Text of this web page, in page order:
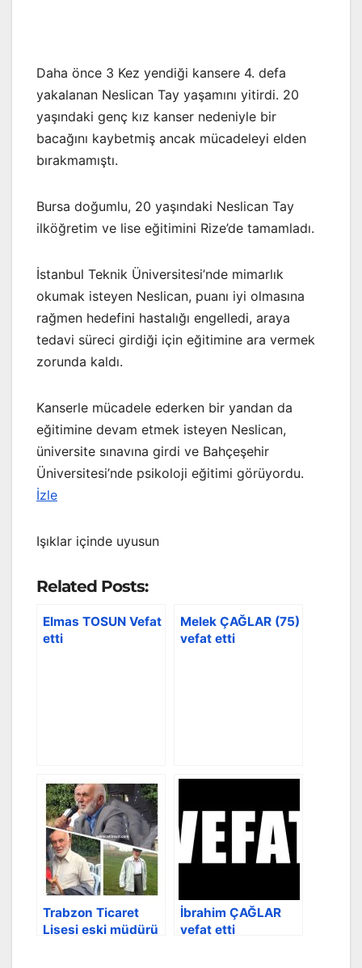
Daha önce 3 Kez yendiği kansere 4. defa
yakalanan Neslican Tay yaşamını yitirdi. 20
yaşındaki genç kız kanser nedeniyle bir
bacağını kaybetmiş ancak mücadeleyi elden
bırakmamıştı.
Bursa doğumlu, 20 yaşındaki Neslican Tay
ilköğretim ve lise eğitimini Rize’de tamamladı.
İstanbul Teknik Üniversitesi’nde mimarlık
okumak isteyen Neslican, puanı iyi olmasına
rağmen hedefini hastalığı engelledi, araya
tedavi süreci girdiği için eğitimine ara vermek
zorunda kaldı.
Kanserle mücadele ederken bir yandan da
eğitimine devam etmek isteyen Neslican,
üniversite sınavına girdi ve Bahçeşehir
Üniversitesi’nde psikoloji eğitimi görüyordu.
İzle
Işıklar içinde uyusun
Related Posts:
Elmas TOSUN Vefat
etti
Melek ÇAĞLAR (75)
vefat etti
Trabzon Ticaret
Lisesi eski müdürü
İbrahim ÇAĞLAR
vefat etti